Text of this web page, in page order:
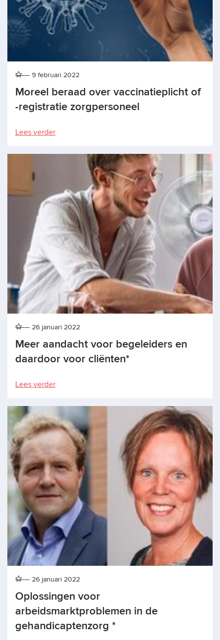
Moreel beraad over vaccinatieplicht of
-registratie zorgpersoneel
9 februari 2022
Lees verder
Meer aandacht voor begeleiders en
daardoor voor cliënten*
26 januari 2022
Lees verder
Oplossingen voor
arbeidsmarktproblemen in de
gehandicaptenzorg *
26 januari 2022